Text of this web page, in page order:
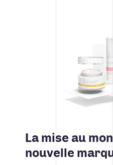
La mise au
nouvelle